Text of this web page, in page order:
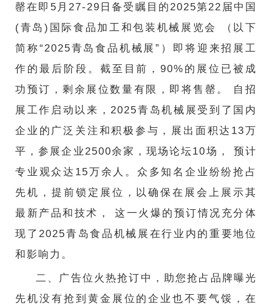
罄在即5月27-29日备受瞩目的2025第22届中国
(青岛)国际食品加工和包装机械展览会 （以下
简称“2025青岛食品机械展”）即将迎来招展工
作的最后阶段。截至目前，90%的展位已被成
功预订，剩余展位数量有限，即将售罄。 自招
展工作启动以来，2025青岛机械展受到了国内
企业的广泛关注和积极参与，展出面积达13万
平，参展企业2500余家，现场论坛10场， 预计
专业观众达15万余人。众多知名企业纷纷抢占
先机，提前锁定展位，以确保在展会上展示其
最新产品和技术， 这一火爆的预订情况充分体
现了2025青岛食品机械展在行业内的重要地位
和影响力。
二、广告位火热抢订中，助您抢占品牌曝光
先机没有抢到黄金展位的企业也不要气馁，在